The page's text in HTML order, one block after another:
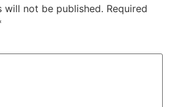
will not be published. Required